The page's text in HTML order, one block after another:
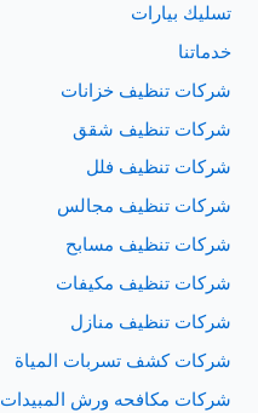
تسليك بيارات
خدماتنا
شركات تنظيف خزانات
شركات تنظيف شقق
شركات تنظيف فلل
شركات تنظيف مجالس
شركات تنظيف مسابح
شركات تنظيف مكيفات
شركات تنظيف منازل
شركات كشف تسربات المياة
شركات مكافحه ورش المبيدات